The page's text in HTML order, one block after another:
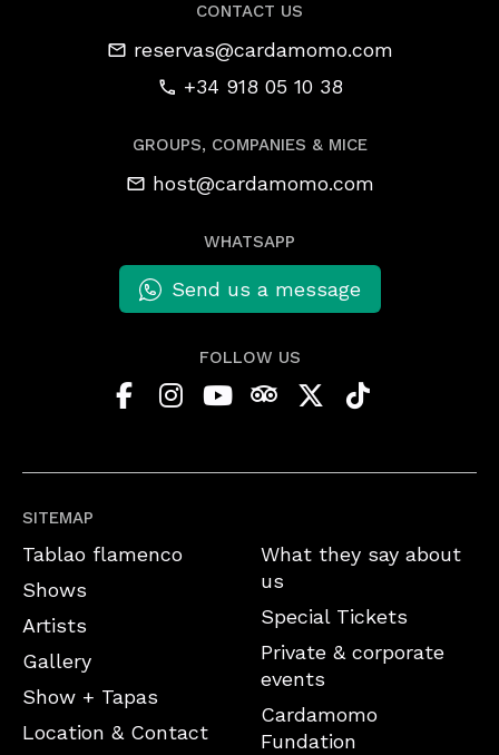
SITEMAP
Tablao flamenco
Shows
Artists
Gallery
Show + Tapas
Location & Contact
What they say about
us
Special Tickets
Private & corporate
events
Cardamomo
Fundation
CONTACT US
reservas@cardamomo.com
+34 918 05 10 38
GROUPS, COMPANIES & MICE
host@cardamomo.com
WHATSAPP
Send us a message
FOLLOW US